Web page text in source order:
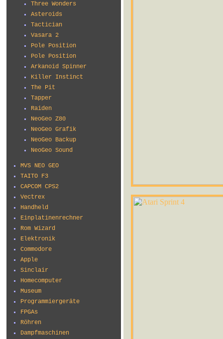
Three Wonders
Asteroids
Tactician
Vasara 2
Pole Position
Pole Position
Arkanoid Spinner
Killer Instinct
The Pit
Tapper
Raiden
NeoGeo Z80
NeoGeo Grafik
NeoGeo Backup
NeoGeo Sound
MVS NEO GEO
TAITO F3
CAPCOM CPS2
Vectrex
Handheld
Einplatinenrechner
Rom Wizard
Elektronik
Commodore
Apple
Sinclair
Homecomputer
Museum
Programmiergeräte
FPGAs
Röhren
Dampfmaschinen